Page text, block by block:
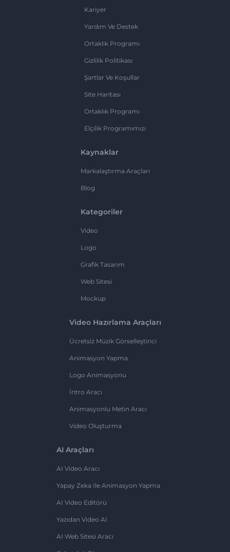
Kariyer
Yardım Ve Destek
Ortaklık Programı
Gizlilik Politikası
Şartlar Ve Koşullar
Site Haritası
Ortaklık Programı
Elçilik Programımızı
Kaynaklar
Markalaştırma Araçları
Blog
Kategoriler
Video
Logo
Grafik Tasarım
Web Sitesi
Mockup
Video Hazırlama Araçları
Ücretsiz Müzik Görselleştirici
Animasyon Yapma
Logo Animasyonu
İntro Aracı
Animasyonlu Metin Aracı
Video Oluşturma
AI Araçları
AI Video Aracı
Yapay Zeka Ile Animasyon Yapma
AI Video Editörü
Yazıdan Video AI
AI Web Sitesi Aracı